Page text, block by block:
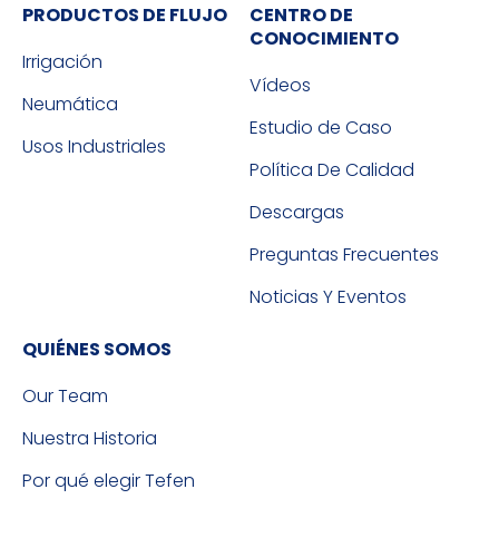
PRODUCTOS DE FLUJO
Irrigación
Neumática
Usos Industriales
CENTRO DE
CONOCIMIENTO
Vídeos
Estudio de Caso
Política De Calidad
Descargas
Preguntas Frecuentes
Noticias Y Eventos
QUIÉNES SOMOS
Our Team
Nuestra Historia
Por qué elegir Tefen